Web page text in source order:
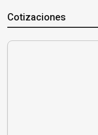
Cotizaciones